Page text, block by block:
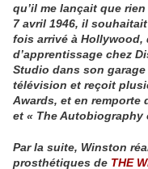
qu’il me lançait que
7 avril 1946, il
fois arrivé à Hollywood,
d’apprentissage chez
Studio dans son
télévision et reçoit
Awards, et en remporte
et « The Autobiography
Par la suite, Winston
prosthétiques de THE